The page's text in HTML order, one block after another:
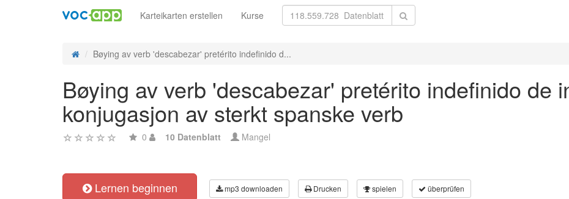
Karteikarten erstellen Kurse
Bøying av verb 'descabezar' pretérito indefinido d...
Bøying av verb 'descabezar' pretérito indefinido de
konjugasjon av sterkt spanske verb
0 10 Datenblatt Mangel
Lernen beginnen mp3 downloaden Drucken spielen überprüfen